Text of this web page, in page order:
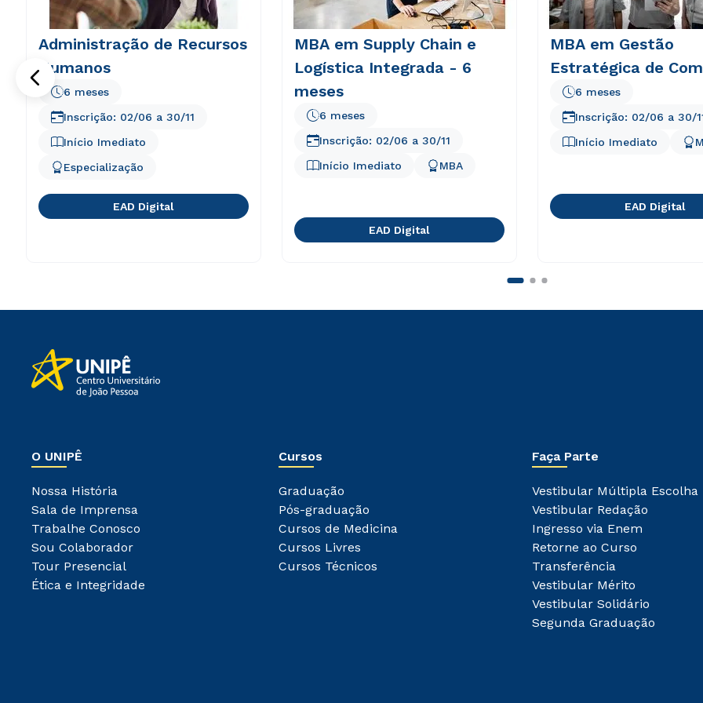
Administração de Recursos
Humanos
Início Imediato
6 meses
Especialização
Inscrição: 02/06 a 30/11
EAD Digital
MBA em Supply Chain e
Logística Integrada - 6
meses
Início Imediato
6 meses
MBA
Inscrição: 02/06 a 30/11
EAD Digital
MBA em Gestão
Estratégica de
Início Imediato
6 meses
Inscrição: 02/06 a 30/
EAD Digital
O UNIPÊ
Nossa História
Sala de Imprensa
Trabalhe Conosco
Sou Colaborador
Tour Presencial
Ética e Integridade
Cursos
Graduação
Pós-graduação
Cursos de Medicina
Cursos Livres
Cursos Técnicos
Faça Parte
Vestibular Múltipla Escolha
Vestibular Redação
Ingresso via Enem
Retorne ao Curso
Transferência
Vestibular Mérito
Vestibular Solidário
Segunda Graduação